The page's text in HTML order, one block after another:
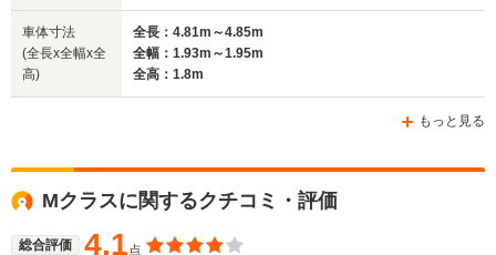
WLTCモード
燃費
車体寸法
(全長x全幅x全
高)
全長：4.81m～4.85m
全幅：1.93m～1.95m
全高：1.8m
もっと見る
Mクラスに関するクチコミ・評価
総合評価 4.1点